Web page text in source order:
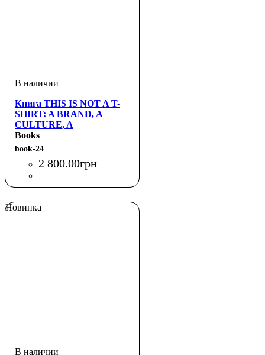
Книга THIS IS NOT A T-
SHIRT: A BRAND, A
CULTURE, A
COMMUNITY, A LIFE IN
STREETWEAR
Books
book-24
2 800.00грн
Новинка